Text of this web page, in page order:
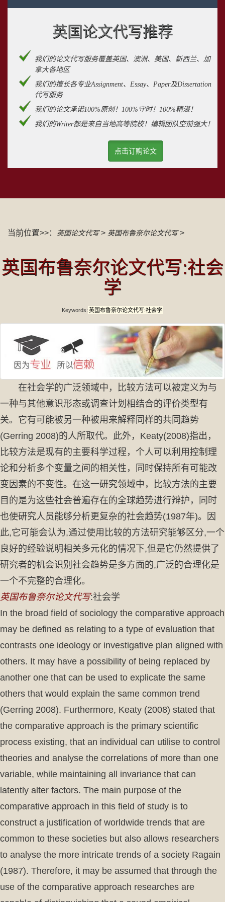
英国论文代写推荐
我们的论文代写服务覆盖英国、澳洲、美国、新西兰、加
拿大各地区
我们的擅长各专业Assignment、Essay、Paper及Dissertation
代写服务
我们的论文承诺100%原创！100%守时！100%精湛！
我们的Writer都是来自当地高等院校！编辑团队空前强大！
点击订购论文
当前位置>>： 英国论文代写> 英国布鲁奈尔论文代写>
英国布鲁奈尔论文代写:社会
学
Keywords: 英国布鲁奈尔论文代写:社会学
在社会学的广泛领域中，比较方法可以被定义为与
一种与其他意识形态或调查计划相结合的评价类型有
关。它有可能被另一种被用来解释同样的共同趋势
(Gerring 2008)的人所取代。此外，Keaty(2008)指出，
比较方法是现有的主要科学过程，个人可以利用控制理
论和分析多个变量之间的相关性，同时保持所有可能改
变因素的不变性。在这一研究领域中，比较方法的主要
目的是为这些社会普遍存在的全球趋势进行辩护，同时
也使研究人员能够分析更复杂的社会趋势(1987年)。因
此,它可能会认为,通过使用比较的方法研究能够区分,一个
良好的经验说明相关多元化的情况下,但是它仍然提供了
研究者的机会识别社会趋势是多方面的,广泛的合理化是
一个不完整的合理化。
英国布鲁奈尔论文代写:社会学
In the broad field of sociology the comparative approach
may be defined as relating to a type of evaluation that
contrasts one ideology or investigative plan aligned with
others. It may have a possibility of being replaced by
another one that can be used to explicate the same
others that would explain the same common trend
(Gerring 2008). Furthermore, Keaty (2008) stated that
the comparative approach is the primary scientific
process existing, that an individual can utilise to control
theories and analyse the correlations of more than one
variable, while maintaining all invariance that can
latently alter factors. The main purpose of the
comparative approach in this field of study is to
construct a justification of worldwide trends that are
common to these societies but also allows researchers
to analyse the more intricate trends of a society Ragain
(1987). Therefore, it may be assumed that through the
use of the comparative approach researches are